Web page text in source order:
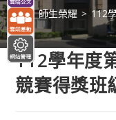
> 師生榮耀 > 112
112學年度
競賽得獎班